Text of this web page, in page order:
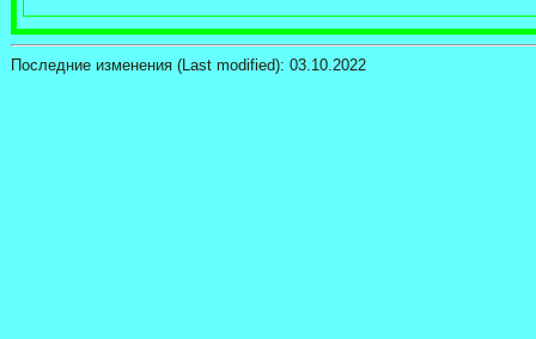
Последние изменения (Last modified): 03.10.2022